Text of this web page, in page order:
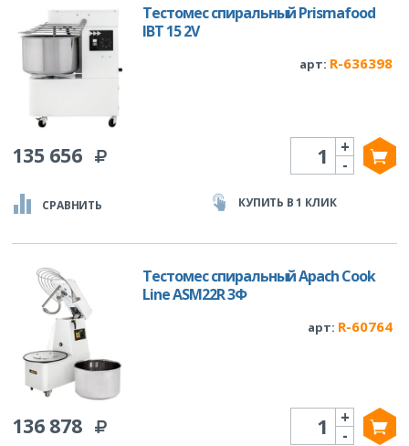
Тестомес спиральный Prismafood
IBT 15 2V
арт: R-636398
135 656 Количество
-
+
СРАВНИТЬ КУПИТЬ В 1 КЛИК
Тестомес спиральный Apach Cook
Line ASM22R 3Ф
арт: R-60764
136 878 Количество
-
+